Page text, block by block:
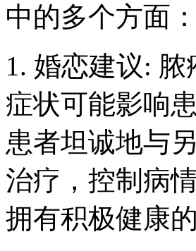
中的多个方面：
1. 婚恋建议:
症状可能影响
患者坦诚地与
治疗，控制病
拥有积极健康